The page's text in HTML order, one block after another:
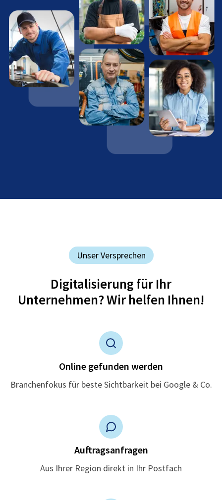
Unser Versprechen
Digitalisierung für Ihr
Unternehmen? Wir helfen Ihnen!
Online gefunden werden
Branchenfokus für beste Sichtbarkeit bei Google & Co.
Auftragsanfragen
Aus Ihrer Region direkt in Ihr Postfach